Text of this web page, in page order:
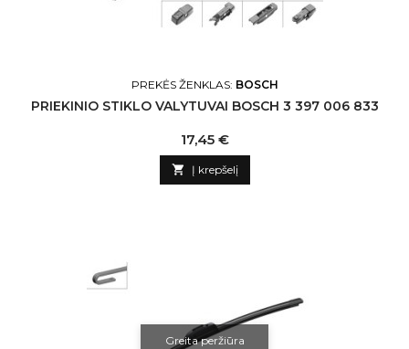
PREKĖS ŽENKLAS: BOSCH
PRIEKINIO STIKLO VALYTUVAI BOSCH 3 397 006 833
Kaina
17,45 €
 Į krepšelį
Greita peržiūra